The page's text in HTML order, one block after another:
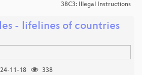
38C3: Illegal Instructions
- lifelines of countries
11-18
338